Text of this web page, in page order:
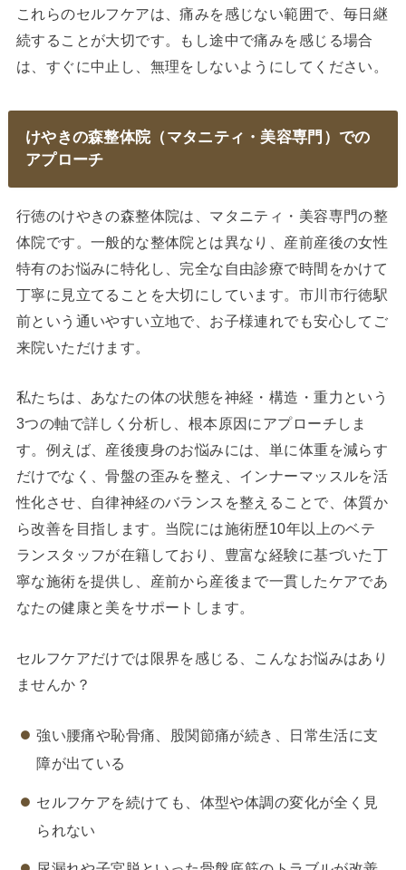
これらのセルフケアは、痛みを感じない範囲で、毎日継
続することが大切です。もし途中で痛みを感じる場合
は、すぐに中止し、無理をしないようにしてください。
けやきの森整体院（マタニティ・美容専門）での
アプローチ
行徳のけやきの森整体院は、マタニティ・美容専門の整
体院です。一般的な整体院とは異なり、産前産後の女性
特有のお悩みに特化し、完全な自由診療で時間をかけて
丁寧に見立てることを大切にしています。市川市行徳駅
前という通いやすい立地で、お子様連れでも安心してご
来院いただけます。
私たちは、あなたの体の状態を神経・構造・重力という
3つの軸で詳しく分析し、根本原因にアプローチしま
す。例えば、産後痩身のお悩みには、単に体重を減らす
だけでなく、骨盤の歪みを整え、インナーマッスルを活
性化させ、自律神経のバランスを整えることで、体質か
ら改善を目指します。当院には施術歴10年以上のベテ
ランスタッフが在籍しており、豊富な経験に基づいた丁
寧な施術を提供し、産前から産後まで一貫したケアであ
なたの健康と美をサポートします。
セルフケアだけでは限界を感じる、こんなお悩みはあり
ませんか？
強い腰痛や恥骨痛、股関節痛が続き、日常生活に支
障が出ている
セルフケアを続けても、体型や体調の変化が全く見
られない